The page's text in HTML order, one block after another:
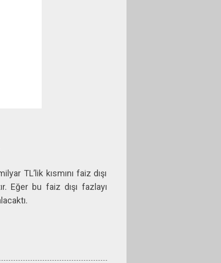
TL’lik kısmını faiz dışı
Eğer bu faiz dışı fazlayı